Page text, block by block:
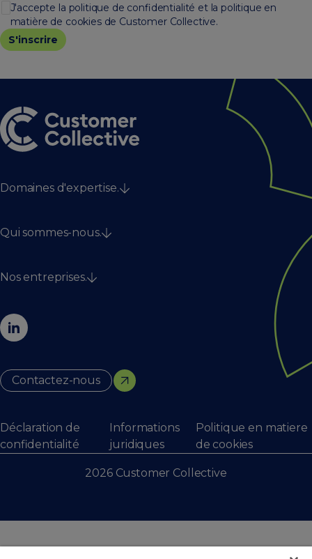
J'accepte la politique de confidentialité et la politique en
matière de cookies de Customer Collective.
Domaines d'expertise.
Technologie & données
Qui sommes-nous.
Le Collectif
Carrières
Contactez-nous
Nos entreprises.
EnoRm
Fightclub
The House of Marketing
Webworks
Contactez-nous
Déclaration de
confidentialité
Informations
juridiques
Politique en matiere
de cookies
2026 Customer Collective